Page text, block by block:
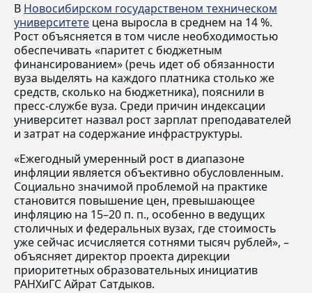
В Новосибирском государственом техническом
университете цена выросла в среднем на 14 %.
Рост объясняется в том числе необходимостью
обеспечивать «паритет с бюджетным
финансированием» (речь идет об обязанности
вуза выделять на каждого платника столько же
средств, сколько на бюджетника), пояснили в
пресс-службе вуза. Среди причин индексации
университет назвал рост зарплат преподавателей
и затрат на содержание инфраструктуры.
«Ежегодный умеренный рост в диапазоне
инфляции является объективно обусловленным.
Социально значимой проблемой на практике
становится повышение цен, превышающее
инфляцию на 15–20 п. п., особенно в ведущих
столичных и федеральных вузах, где стоимость
уже сейчас исчисляется сотнями тысяч рублей», –
объясняет директор проекта дирекции
приоритетных образовательных инициатив
РАНХиГС Айрат Сатдыков.